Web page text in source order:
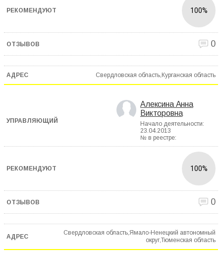
100%
0
Свердловская область,Курганская область
Алексина Анна
Викторовна
Начало деятельности:
23.04.2013
№ в реестре:
100%
0
Свердловская область,Ямало-Ненецкий автономный
округ,Тюменская область